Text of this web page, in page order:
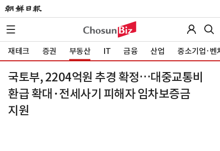
재테크 증권 부동산 IT 금융 산업 중소기업·벤
국토부, 2204억원 추경 확정…대중교통비
환급 확대·전세사기 피해자 임차보증금
지원